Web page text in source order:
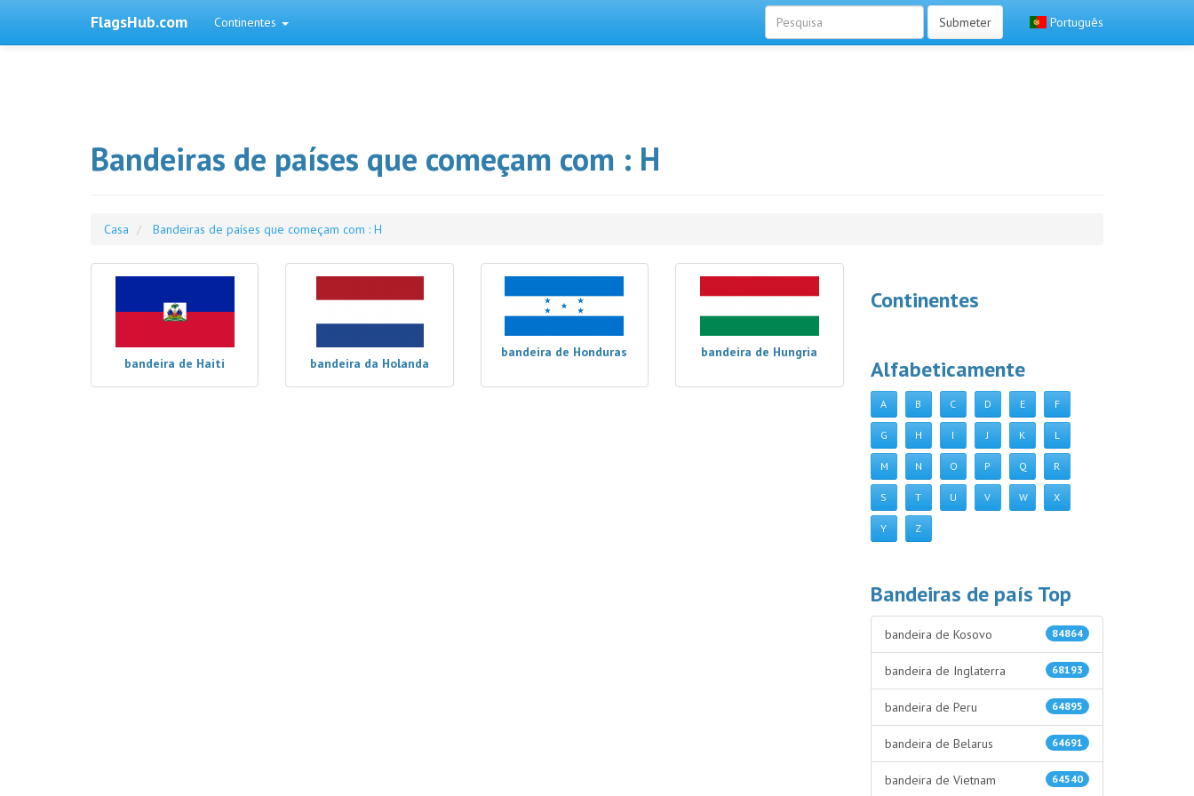
FlagsHub.com Continentes Português
Submeter
Bandeiras de países que começam com : H
Casa Bandeiras de países que começam com : H
bandeira de Haiti bandeira da Holanda
bandeira de Honduras bandeira de Hungria
Continentes
Alfabeticamente
A B C D E F
G H I J K L
M N O P Q R
S T U V W X
Y Z
Bandeiras de país Top
84864
bandeira de Kosovo
68193
bandeira de Inglaterra
64895
bandeira de Peru
64691
bandeira de Belarus
64540
bandeira de Vietnam